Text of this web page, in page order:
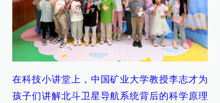
在科技小讲堂上，中国矿业大学教授李志才为
孩子们讲解北斗卫星导航系统背后的科学原理